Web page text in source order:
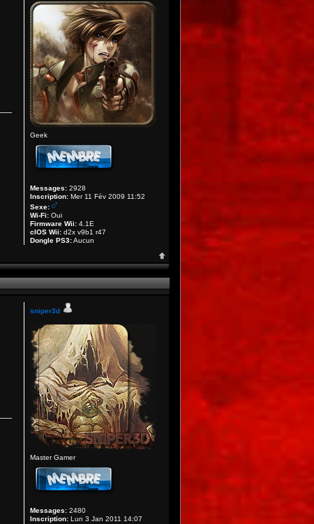
Geek
Messages: 2928
Inscription: Mer 11 Fév 2009 11:52
Sexe:
Wi-Fi: Oui
Firmware Wii: 4.1E
cIOS Wii: d2x v9b1 r47
Dongle PS3:Aucun
sniper3d
Master Gamer
Messages: 2480
Inscription: Lun 3 Jan 2011 14:07